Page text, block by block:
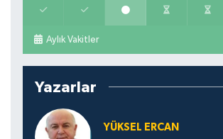
Aylık Vakitler
Yazarlar
YÜKSEL ERCAN